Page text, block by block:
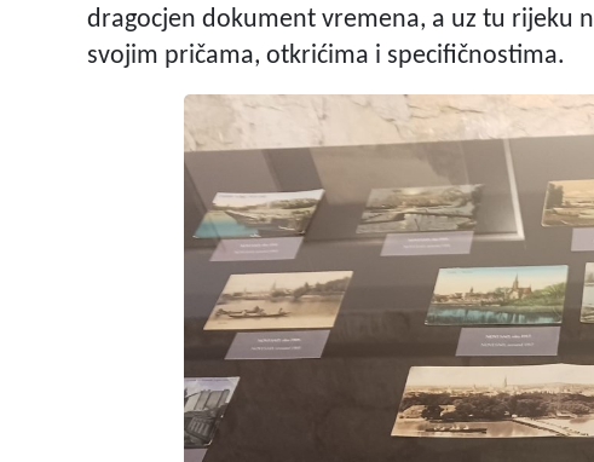
dragocjen dokument vremena, a uz tu rijeku
svojim pričama, otkrićima i specifičnostima.